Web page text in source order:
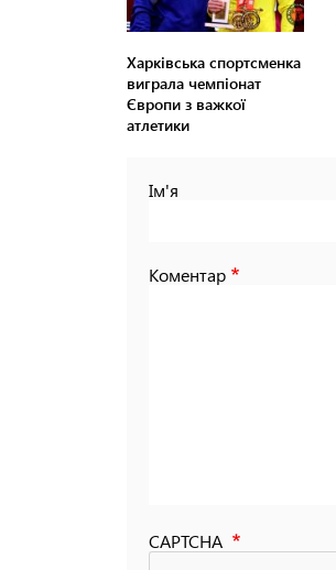
Харківська спортсменка
виграла чемпіонат
Європи з важкої
атлетики
Ім'я
Коментар
CAPTCHA